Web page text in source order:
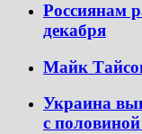
Россиянам
декабря
Майк
Украина
с